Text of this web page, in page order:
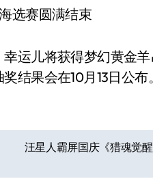
儿将获得梦幻黄金羊
结果会在10月13日公
汪星人霸屏国庆《猎魂觉